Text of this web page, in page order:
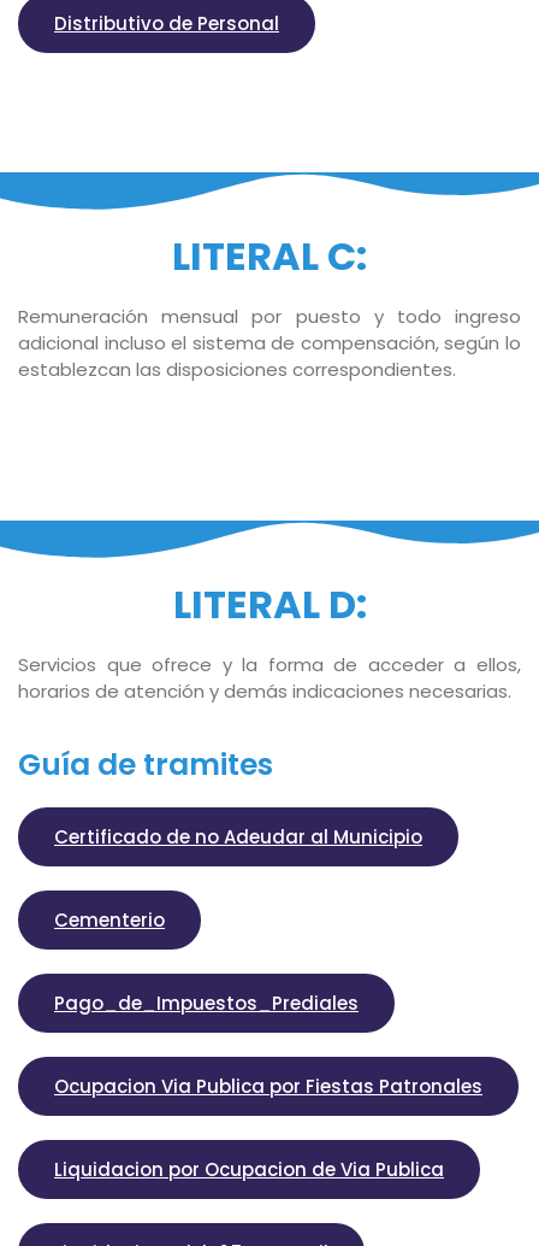
Distributivo de Personal
LITERAL C:
Remuneración mensual por puesto y todo ingreso
adicional incluso el sistema de compensación, según lo
establezcan las disposiciones correspondientes.
LITERAL D:
Servicios que ofrece y la forma de acceder a ellos,
horarios de atención y demás indicaciones necesarias.
Guía de tramites
Certificado de no Adeudar al Municipio
Cementerio
Pago_de_Impuestos_Prediales
Ocupacion Via Publica por Fiestas Patronales
Liquidacion por Ocupacion de Via Publica